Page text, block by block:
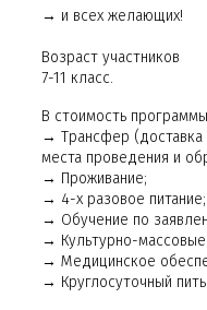
→ и всех желающих!
Возраст участников
7-11 класс.
В стоимость
→ Трансфер (доставка
места проведения и
→ Проживание;
→ 4-х разовое питание;
→ Обучение по
→ Культурно-массовые
→ Медицинское
→ Круглосуточный